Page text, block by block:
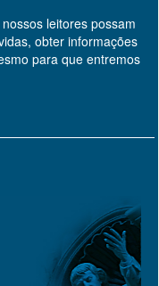
leitores possam
obter informações
para que entremos